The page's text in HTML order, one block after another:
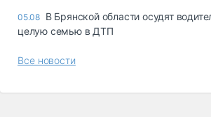
05.08 В Брянской области осудят
целую семью в ДТП
Все новости